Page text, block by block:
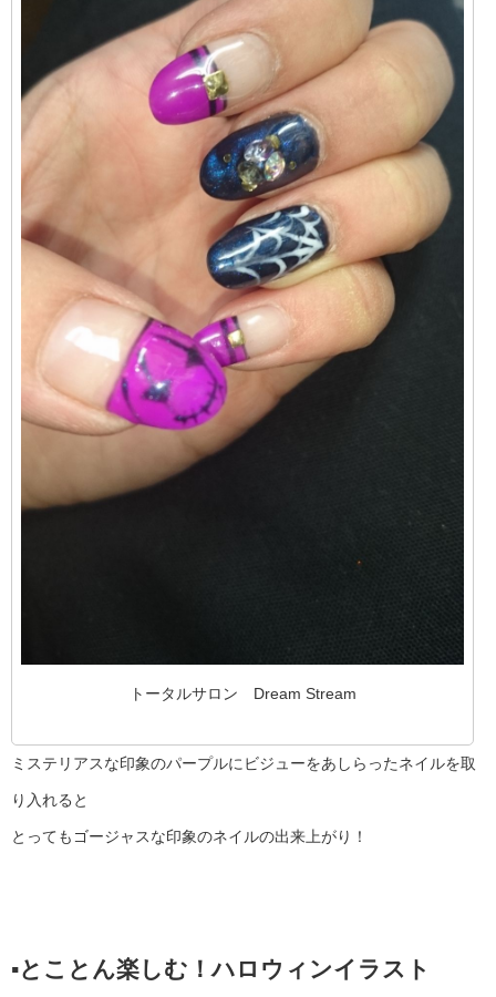
トータルサロン Dream Stream
ミステリアスな印象のパープルにビジューをあしらったネイルを取
り入れると
とってもゴージャスな印象のネイルの出来上がり！
▪︎とことん楽しむ！ハロウィンイラスト